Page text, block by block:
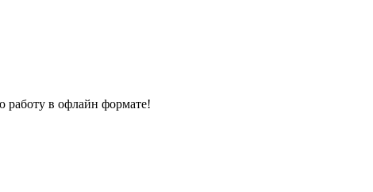
работу в офлайн формате!